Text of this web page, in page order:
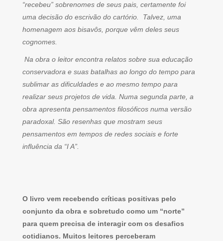
“recebeu” sobrenomes de seus pais, certamente foi
uma decisão do escrivão do cartório. Talvez, uma
homenagem aos bisavôs, porque vêm deles seus
cognomes.
Na obra o leitor encontra relatos sobre sua educação
conservadora e suas batalhas ao longo do tempo para
sublimar as dificuldades e ao mesmo tempo para
realizar seus projetos de vida. Numa segunda parte, a
obra apresenta pensamentos filosóficos numa versão
paradoxal. São resenhas que mostram seus
pensamentos em tempos de redes sociais e forte
influência da “I A”.
O livro vem recebendo críticas positivas pelo
conjunto da obra e sobretudo como um “norte”
para quem precisa de interagir com os desafios
cotidianos. Muitos leitores perceberam